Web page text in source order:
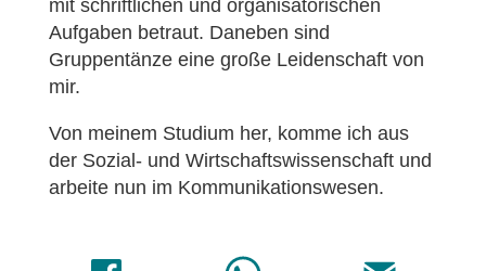
mit schriftlichen und organisatorischen
Aufgaben betraut. Daneben sind
Gruppentänze eine große Leidenschaft von
mir.
Von meinem Studium her, komme ich aus
der Sozial- und Wirtschaftswissenschaft und
arbeite nun im Kommunikationswesen.